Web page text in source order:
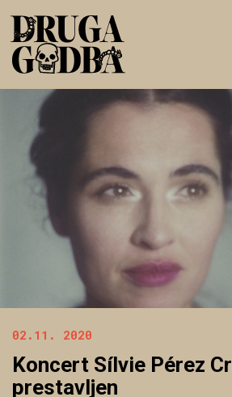
02.11. 2020
Koncert Sílvie Pérez
prestavljen